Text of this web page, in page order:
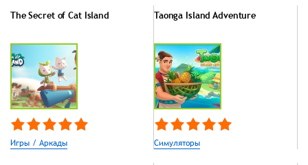
The Secret of Cat Island
Игры / Аркады
Taonga Island Adventure
Симуляторы